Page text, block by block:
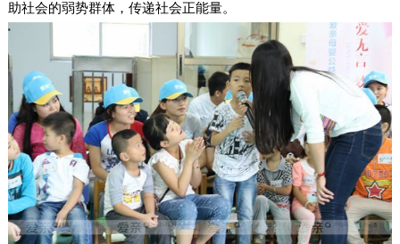
助社会的弱势群体，传递社会正能量。